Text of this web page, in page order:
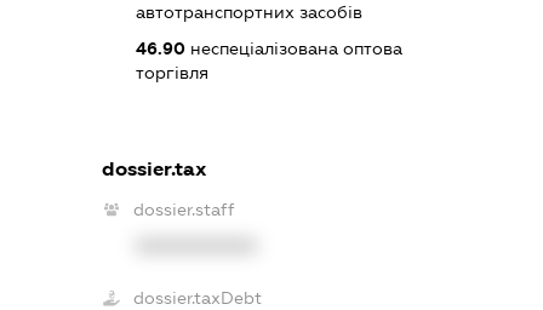
автотранспортних засобів
46.90неспеціалізована оптова
торгівля
dossier.tax
dossier.staff
dossier.taxDebt